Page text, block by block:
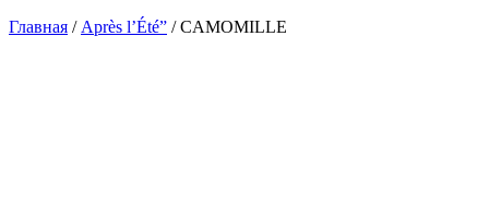
Главная / Après l’Été” /CAMOMILLE